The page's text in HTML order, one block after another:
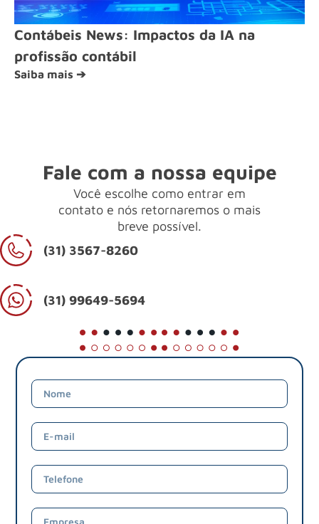
Contábeis News: Impactos da IA na
profissão contábil
Saiba mais ➔
Fale com a nossa equipe
Você escolhe como entrar em
contato e nós retornaremos o mais
breve possível.
(31) 3567-8260
(31) 99649-5694